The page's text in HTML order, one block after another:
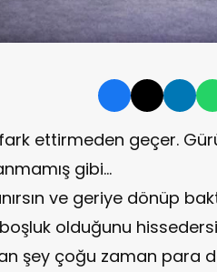
ettirmeden geçer.
gibi…
ve geriye dönüp
olduğunu
şey çoğu zaman para